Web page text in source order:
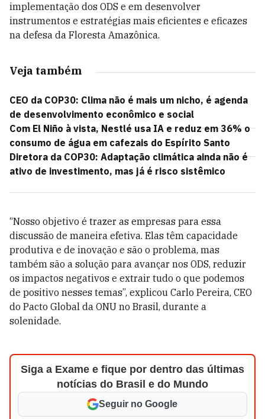
implementação dos ODS e em desenvolver
instrumentos e estratégias mais eficientes e eficazes
na defesa da Floresta Amazônica.
Veja também
CEO da COP30: Clima não é mais um nicho, é agenda
de desenvolvimento econômico e social
Com El Niño à vista, Nestlé usa IA e reduz em 36% o
consumo de água em cafezais do Espírito Santo
Diretora da COP30: Adaptação climática ainda não é
ativo de investimento, mas já é risco sistêmico
“Nosso objetivo é trazer as empresas para essa
discussão de maneira efetiva. Elas têm capacidade
produtiva e de inovação e são o problema, mas
também são a solução para avançar nos ODS, reduzir
os impactos negativos e extrair tudo o que podemos
de positivo nesses temas”, explicou Carlo Pereira, CEO
do Pacto Global da ONU no Brasil, durante a
solenidade.
Siga a Exame e fique por dentro das últimas
notícias do Brasil e do Mundo
Seguir no Google